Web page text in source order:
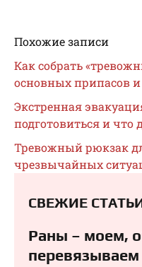
Похожие записи
Как собрать
основных припасов
Экстренная
подготовиться и что
Тревожный рюкзак
чрезвычайных
СВЕЖИЕ
Раны – моем,
перевязываем⁠⁠